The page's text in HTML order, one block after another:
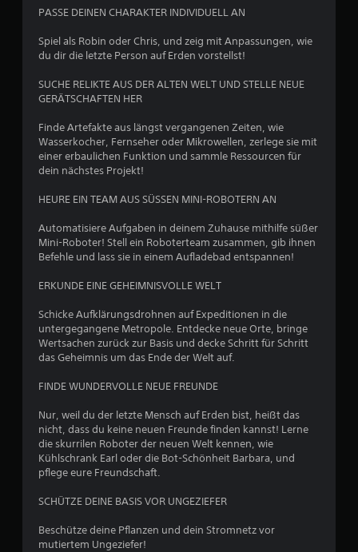
w
e
t
u
g
:
8
o
n
PASSE DEINEN CHARAKTER INDIVIDUELL AN
Spiel als Robin oder Chris, und zeig mit Anpassungen, wie
du dir die letzte Person auf Erden vorstellst!
SUCHE RELIKTE AUS DER ALTEN WELT UND STELLE NEUE
GERÄTSCHAFTEN HER
Finde Artefakte aus längst vergangenen Zeiten, wie
Wasserkocher, Fernseher oder Mikrowellen, zerlege sie mit
einer erbaulichen Funktion und sammle Ressourcen für
dein nächstes Projekt!
HEURE EIN TEAM AUS SÜSSEN MINI-ROBOTERN AN
Automatisiere Aufgaben in deinem Zuhause mithilfe süßer
Mini-Roboter! Stell ein Roboterteam zusammen, gib ihnen
Befehle und lass sie in einem Aufladebad entspannen!
ERKUNDE EINE GEHEIMNISVOLLE WELT
Schicke Aufklärungsdrohnen auf Expeditionen in die
untergegangene Metropole. Entdecke neue Orte, bringe
Wertsachen zurück zur Basis und decke Schritt für Schritt
das Geheimnis um das Ende der Welt auf.
FINDE WUNDERVOLLE NEUE FREUNDE
Nur, weil du der letzte Mensch auf Erden bist, heißt das
nicht, dass du keine neuen Freunde finden kannst! Lerne
die skurrilen Roboter der neuen Welt kennen, wie
Kühlschrank Earl oder die Bot-Schönheit Barbara, und
pflege eure Freundschaft.
SCHÜTZE DEINE BASIS VOR UNGEZIEFER
Beschütze deine Pflanzen und dein Stromnetz vor
mutiertem Ungeziefer!